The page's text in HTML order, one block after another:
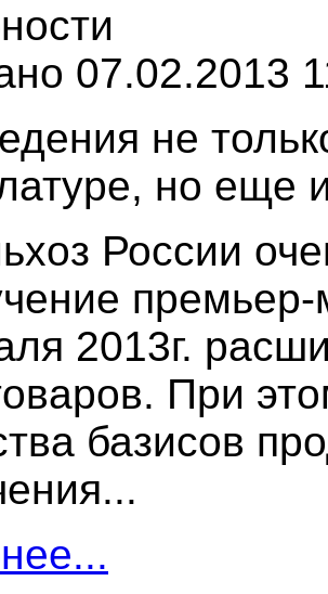
07.02.2013
не
но еще
России
2013г.
При
базисов